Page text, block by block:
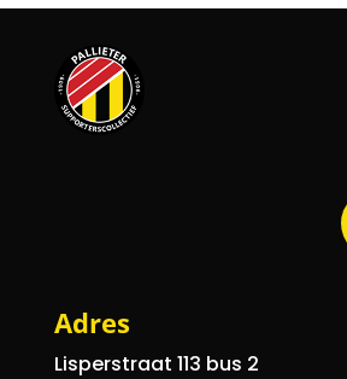
Adres
Lisperstraat 113 bus 2